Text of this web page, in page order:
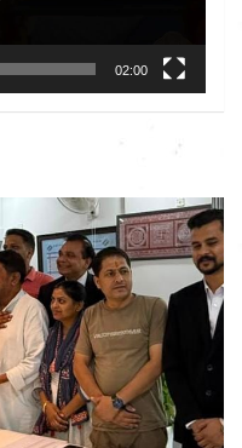
02:00